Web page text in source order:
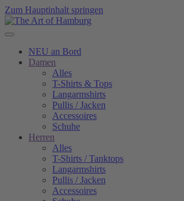
Zum Hauptinhalt springen
NEU an Bord
Damen
Alles
T-Shirts & Tops
Langarmshirts
Pullis / Jacken
Accessoires
Schuhe
Herren
Alles
T-Shirts / Tanktops
Langarmshirts
Pullis / Jacken
Accessoires